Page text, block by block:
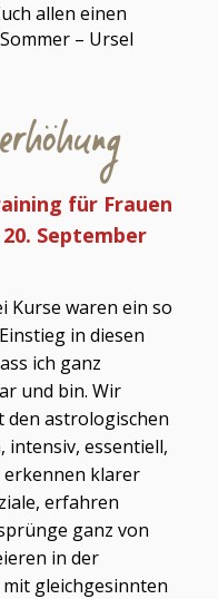
allen einen
– Ursel
für Frauen
20. September
Kurse waren ein so
in diesen
ich ganz
und bin. Wir
den astrologischen
intensiv, essentiell,
erkennen klarer
erfahren
ganz von
in der
gleichgesinnten